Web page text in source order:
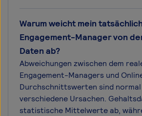
Warum weicht mein
Engagement-Manager von
Daten ab?
Abweichungen zwischen dem
Engagement-Managers und
Durchschnittswerten sind normal
verschiedene Ursachen.
statistische Mittelwerte ab,